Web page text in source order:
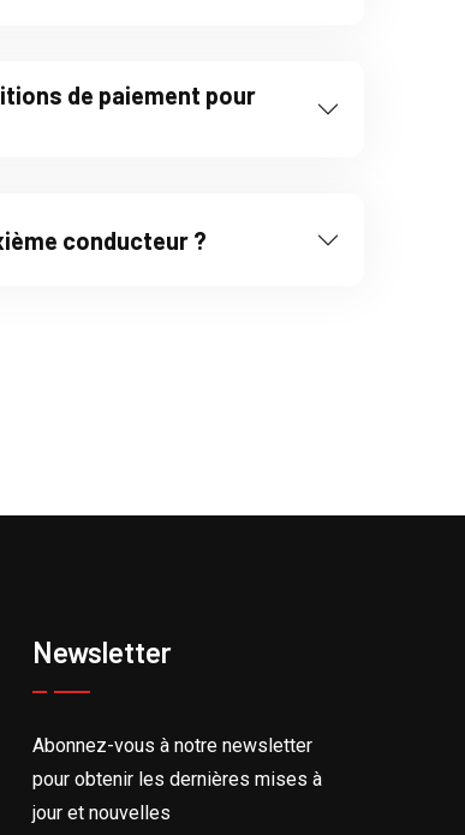
de paiement pour
conducteur ?
Newsletter
Abonnez-vous à notre newsletter
pour obtenir les dernières mises à
jour et nouvelles